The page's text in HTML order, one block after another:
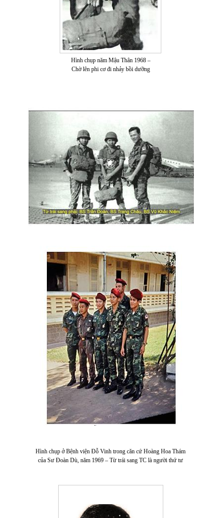
Hình chụp năm Mậu Thân 1968 –
Chờ lên phi cơ đi nhảy bồi dưỡng
Hình chụp ở Bệnh viện Đỗ Vinh trong căn cứ Hoàng Hoa Thám
của Sư Đoàn Dù, năm 1969 – Từ trái sang TC là người thứ tư